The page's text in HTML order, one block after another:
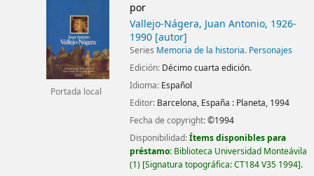
Portada local
por
Vallejo-Nágera, Juan Antonio, 1926-
1990[autor]
Series Memoria de la historia. Personajes
Edición: Décimo cuarta edición.
Idioma: Español
Editor: Barcelona, España : Planeta, 1994
Fecha de copyright:©1994
Disponibilidad:Ítems disponibles para
préstamo: Biblioteca Universidad Monteávila
(1) Signatura topográfica:CT184 V35 1994 .